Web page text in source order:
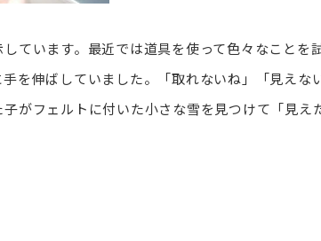
ています。最近では道具を使って色々なことを
を伸ばしていました。「取れないね」「見えな
がフェルトに付いた小さな雪を見つけて「見え